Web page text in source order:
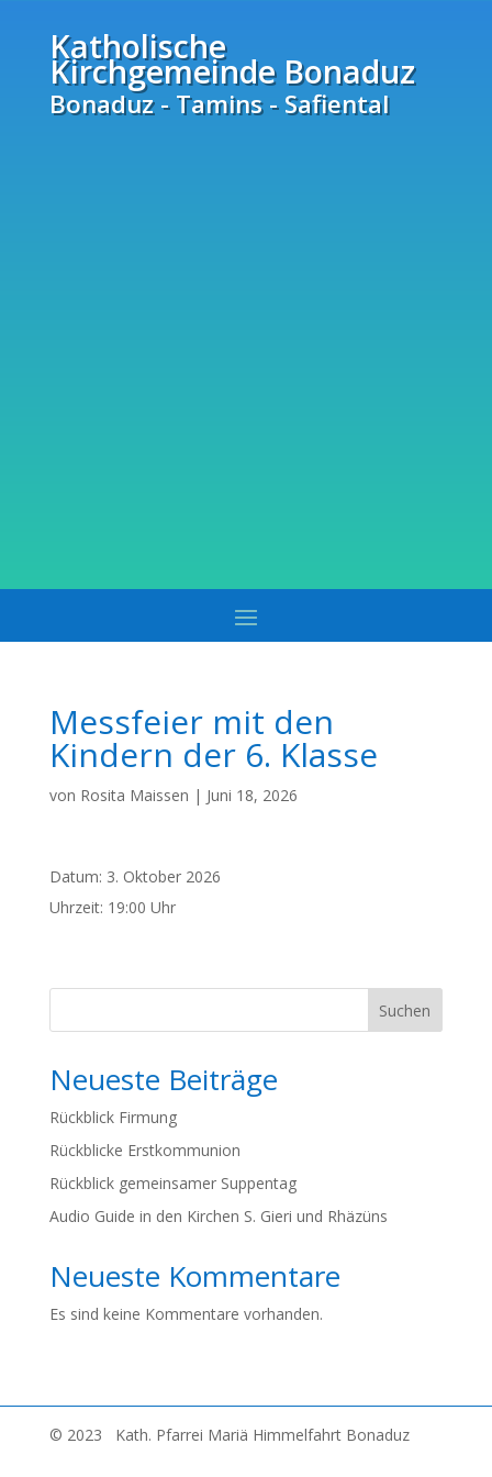
Katholische
Kirchgemeinde Bonaduz
Bonaduz - Tamins - Safiental
Messfeier mit den
Kindern der 6. Klasse
von Rosita Maissen | Juni 18, 2026
Datum: 3. Oktober 2026
Uhrzeit: 19:00 Uhr
Suchen
Neueste Beiträge
Rückblick Firmung
Rückblicke Erstkommunion
Rückblick gemeinsamer Suppentag
Audio Guide in den Kirchen S. Gieri und Rhäzüns
Neueste Kommentare
Es sind keine Kommentare vorhanden.
© 2023 Kath. Pfarrei Mariä Himmelfahrt Bonaduz